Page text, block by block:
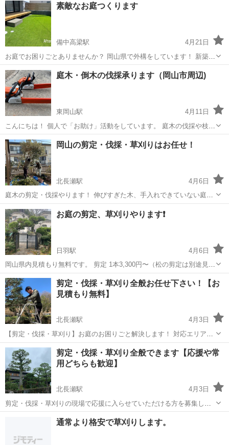
素敵なお庭つくります
備中高梁駅
4月21日
お庭でお困りごとありませんか？ 岡山県で外構をしています！ 新築•
リフォーム工事お任せください。 雑草でお困りな方、自転車用カーポ
ートを設置したい ここだけ人工芝 など小さなことからご相談ください
♪ お見積もりは無料です✨
岡山 高梁市 備中高梁駅 その他 無料
庭木・倒木の伐採承ります（岡山市周辺)
東岡山駅
4月11日
こんにちは！ 個人で「お助け」活動をしています。 庭木の伐採や枝切
り、倒木処理など、木に関するお困りごとをお手伝いします。 ・庭の
木が伸びすぎて困っている ・高くて自分で切れない ・倒れかけた木を
片付けたい ・空き地や駐車...
岡山 岡山市 東岡山駅 その他 庭木
岡山の剪定・伐採・草刈りはお任せ！
北長瀬駅
4月6日
庭木の剪定・伐採やります！ 伸びすぎた木、手入れできていない庭な
どお任せください。 経験豊富な職人が対応いたします！ ・剪定/1本
3500円～ ・伐採/1本4000円〜 ・草刈り 平米によります。 対応できま
す！ お見...
岡山 岡山市 北長瀬駅 剪定/造園 無料
お庭の剪定、草刈りやります❗️
日羽駅
4月6日
岡山県内見積もり無料です。 剪定 1本3,300円〜（松の剪定は別途見積
り） 草刈り 1時間2200円〜 当方、一人親方で頑張っております。 一
人での作業なので時間はかかりますが丁寧に やり切ります❗️ 造園施工
管理技...
岡山 総社市 日羽駅 草刈り 無料
剪定・伐採・草刈り全般お任せ下さい！【お
見積もり無料】
北長瀬駅
4月3日
【剪定・伐採・草刈り】お庭のお困りごと解決します！ 対応エリア・
岡山市全域/倉敷/総社/玉野 エリア外のお客様は出張費がかかりますの
でご了承ください。 お庭の木や草でお困りではありませんか？ ・木が
伸びすぎてしまった ...
岡山 岡山市 北長瀬駅 剪定/造園 無料
剪定・伐採・草刈り全般できます【応援や常
用どちらも歓迎】
北長瀬駅
4月3日
剪定・伐採・草刈りの現場で応援に入らせていただける方を募集して
います。 単発・日雇いOK、急な人手不足の現場にも対応可能です。
体力仕事慣れていますので、草刈り・積み込み・補助作業など幅広く
岡山市 北長瀬駅 剪定/造園
通常より格安で草刈りします。